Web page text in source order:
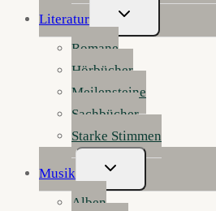
Literatur
Untermenü
Umschalten
Romane
Hörbücher
Meilensteine
Sachbücher
Starke Stimmen
Musik
Untermenü
Umschalten
Alben